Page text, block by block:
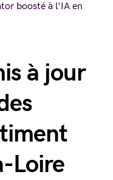
à jour
Loire
boosté à l'IA en